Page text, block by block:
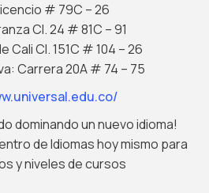
# 79C – 26
Cl. 24 # 81C – 91
Cali Cl. 151C # 104 – 26
Carrera 20A # 74 – 75
dominando un nuevo idioma!
de Idiomas hoy mismo para
y niveles de cursos